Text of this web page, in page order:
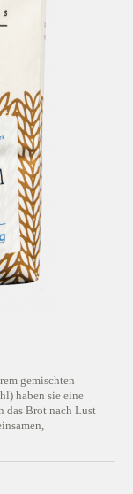
gemischten
haben sie eine
das Brot nach Lust